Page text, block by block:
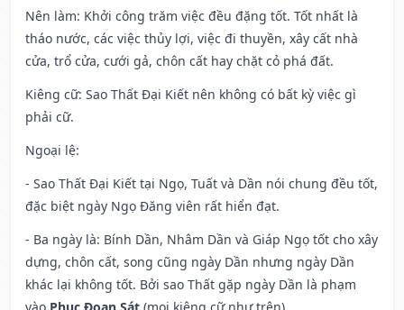
Nên làm: Khởi công trăm việc đều đặng tốt. Tốt nhất là
tháo nước, các việc thủy lợi, việc đi thuyền, xây cất nhà
cửa, trổ cửa, cưới gả, chôn cất hay chặt cỏ phá đất.
Kiêng cữ: Sao Thất Đại Kiết nên không có bất kỳ việc gì
phải cữ.
Ngoại lệ:
- Sao Thất Đại Kiết tại Ngọ, Tuất và Dần nói chung đều tốt,
đặc biệt ngày Ngọ Đăng viên rất hiển đạt.
- Ba ngày là: Bính Dần, Nhâm Dần và Giáp Ngọ tốt cho xây
dựng, chôn cất, song cũng ngày Dần nhưng ngày Dần
khác lại không tốt. Bởi sao Thất gặp ngày Dần là phạm